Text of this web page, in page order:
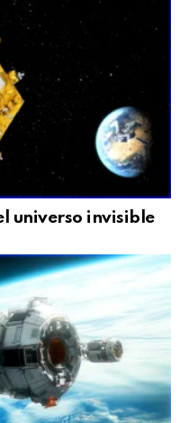
universo invisible